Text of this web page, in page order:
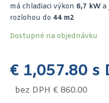
má chladiaci výkon 6,7 kW a
rozlohou do 44 m2
Dostupné na objednávku
€ 1,057.80 s
bez DPH € 860.00